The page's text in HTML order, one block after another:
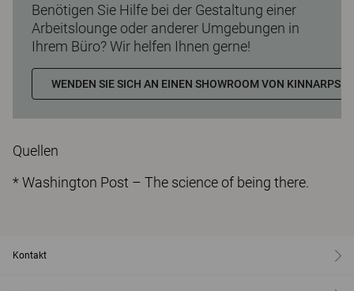
Benötigen Sie Hilfe bei der Gestaltung einer
Arbeitslounge oder anderer Umgebungen in
Ihrem Büro? Wir helfen Ihnen gerne!
WENDEN SIE SICH AN EINEN SHOWROOM VON KINNARPS
Quellen
* Washington Post – The science of being there.
Kontakt